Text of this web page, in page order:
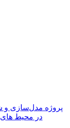
پروژه مدل‌سازی و
در محیط های